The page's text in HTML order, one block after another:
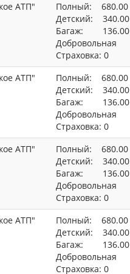
АТП"
Полный: 680.00
Детский: 340.00
Багаж: 136.00
Добровольная
Страховка: 0
АТП"
Полный: 680.00
Детский: 340.00
Багаж: 136.00
Добровольная
Страховка: 0
АТП"
Полный: 680.00
Детский: 340.00
Багаж: 136.00
Добровольная
Страховка: 0
АТП"
Полный: 680.00
Детский: 340.00
Багаж: 136.00
Добровольная
Страховка: 0